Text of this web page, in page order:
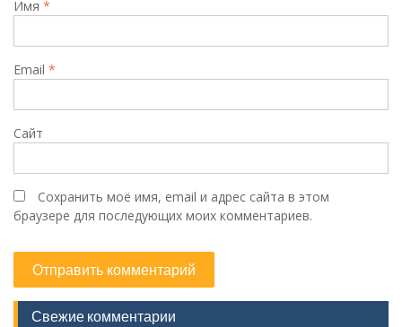
Имя *
Email *
Сайт
Сохранить моё имя, email и адрес сайта в этом
браузере для последующих моих комментариев.
Свежие комментарии